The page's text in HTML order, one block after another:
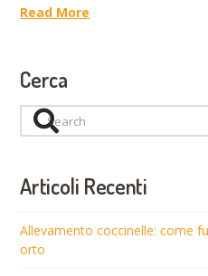
Read More
Cerca
Search
Articoli Recenti
Allevamento coccinelle: come
orto